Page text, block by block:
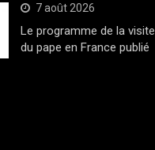
7 août 2026
Le programme de la visite
du pape en France publié